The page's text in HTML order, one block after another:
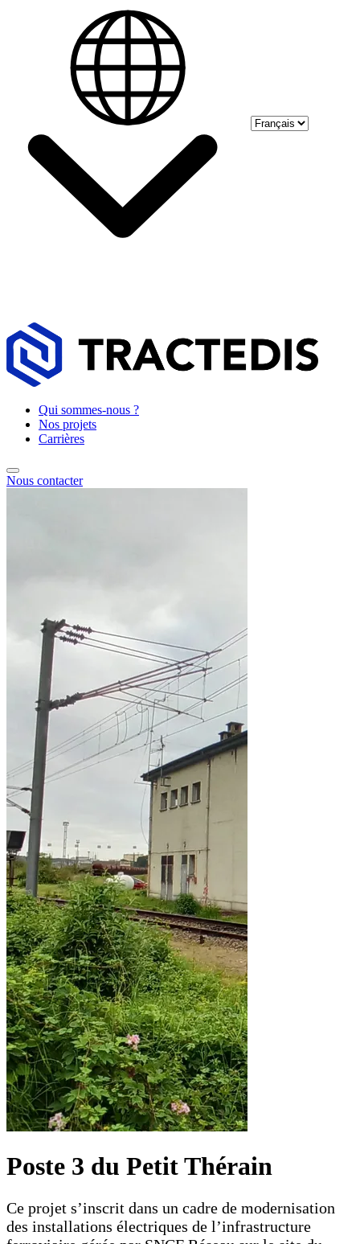
Skip to main content
Qui sommes-nous ?
Nos projets
Carrières
Nous contacter
Poste 3 du Petit Thérain
Ce projet s’inscrit dans un cadre de modernisation
des installations électriques de l’infrastructure